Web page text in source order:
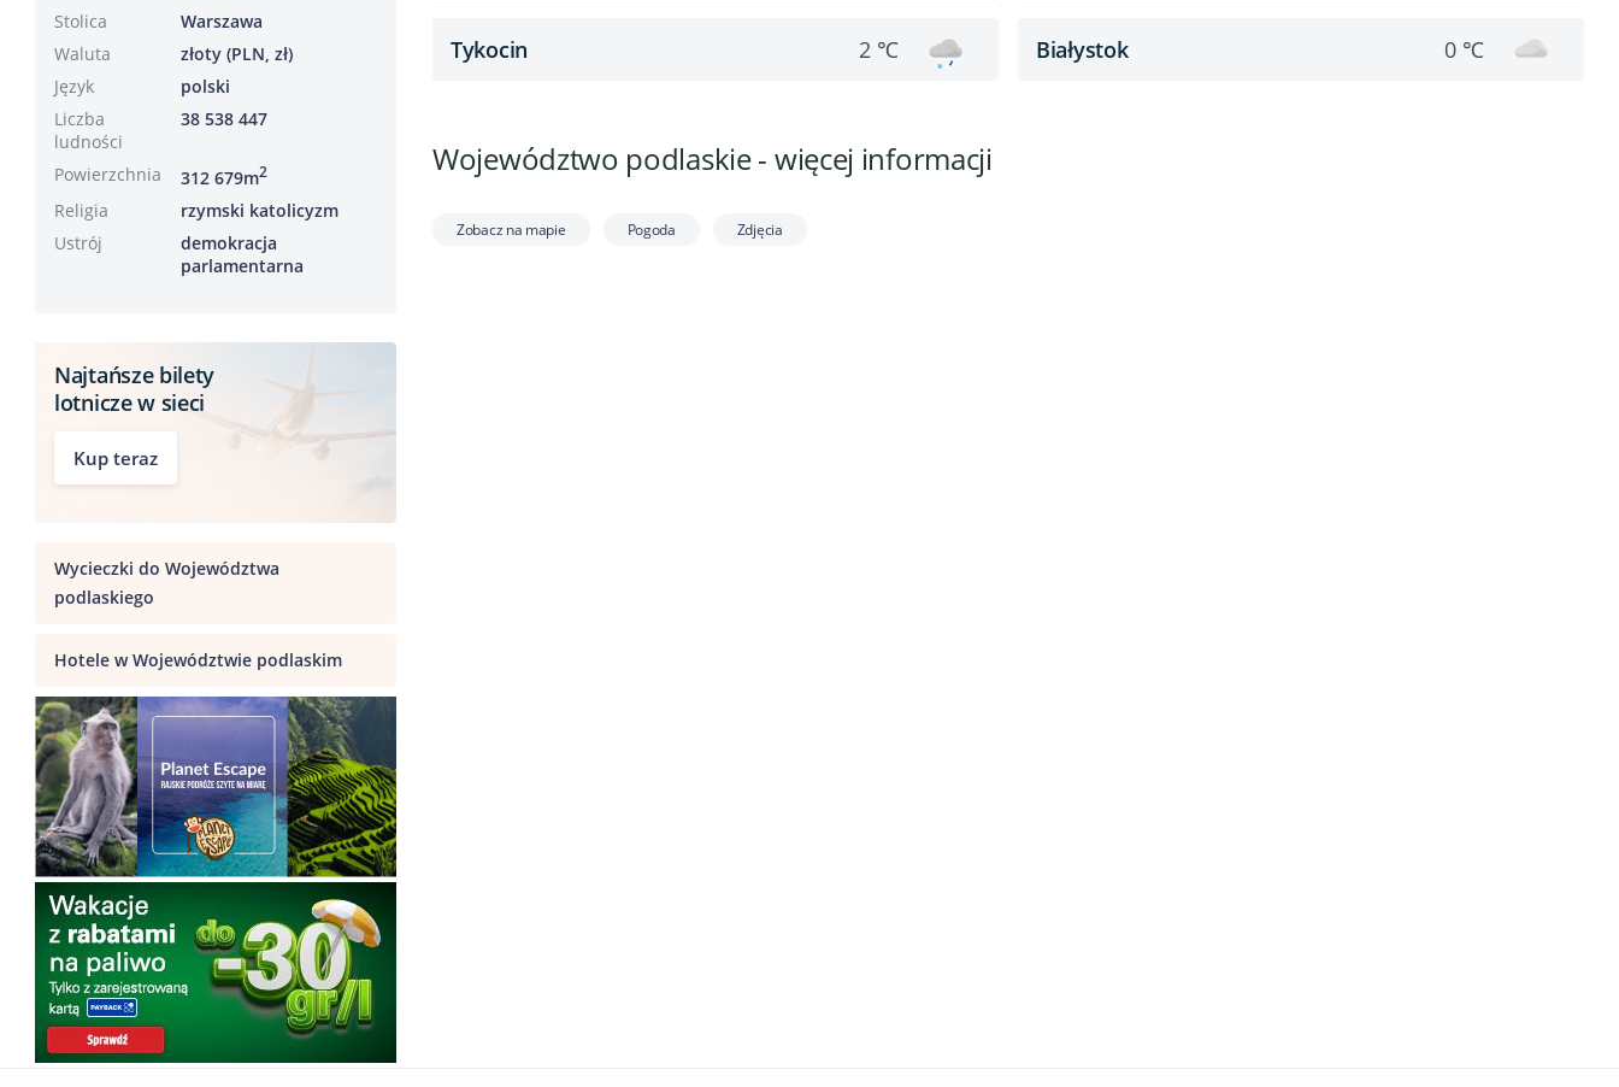
Stolica
Warszawa
Waluta
złoty (PLN, zł)
Język
polski
Liczba
ludności
38 538 447
Powierzchnia 312 679m2
Religia
rzymski katolicyzm
Ustrój
demokracja
parlamentarna
Najtańsze bilety
lotnicze w sieci
Kup teraz
Wycieczki do Województwa
podlaskiego
Hotele w Województwie podlaskim
Tykocin 2 ℃ Białystok 0 ℃
Województwo podlaskie - więcej informacji
Zobacz na mapie Pogoda Zdjęcia